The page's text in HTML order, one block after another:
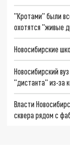
"Кротами" были
охотятся "живые
Новосибирские
Новосибирский
"дистанта" из-за
Власти
сквера рядом с